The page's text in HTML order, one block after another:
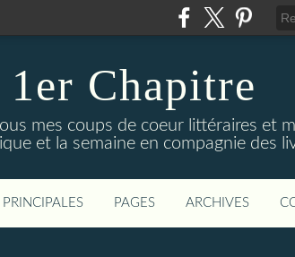
1er Chapitre
mes coups de coeur littéraires et
et la semaine en compagnie des
PAGES ARCHIVES